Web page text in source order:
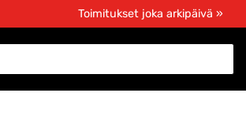
Toimitukset joka arkipäivä »